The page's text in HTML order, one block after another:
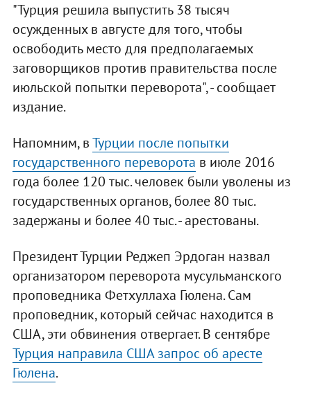
"Турция решила выпустить 38 тысяч
осужденных в августе для того, чтобы
освободить место для предполагаемых
заговорщиков против правительства после
июльской попытки переворота", - сообщает
издание.
Напомним, вТурции после попытки
государственного переворота в июле 2016
года более 120 тыс. человек были уволены из
государственных органов, более 80 тыс.
задержаны и более 40 тыс. - арестованы.
Президент Турции Реджеп Эрдоган назвал
организатором переворота мусульманского
проповедника Фетхуллаха Гюлена. Сам
проповедник, который сейчас находится в
США, эти обвинения отвергает. В сентябре
Турция направила США запрос об аресте
Гюлена.